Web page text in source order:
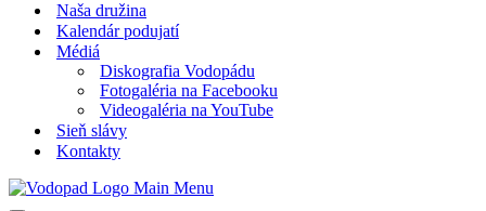
Naša družina
Kalendár podujatí
Médiá
Diskografia Vodopádu
Fotogaléria na Facebooku
Videogaléria na YouTube
Sieň slávy
Kontakty